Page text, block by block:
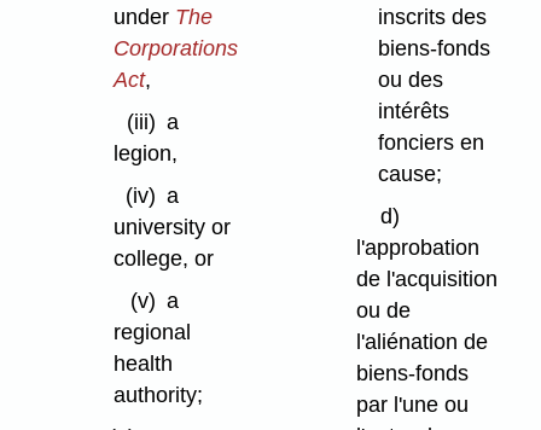
under The
Corporations
Act,
(iii) a
legion,
(iv) a
university or
college, or
(v) a
regional
health
authority;
inscrits des
biens-fonds
ou des
intérêts
fonciers en
cause;
d)
l'approbation
de l'acquisition
ou de
l'aliénation de
biens-fonds
par l'une ou